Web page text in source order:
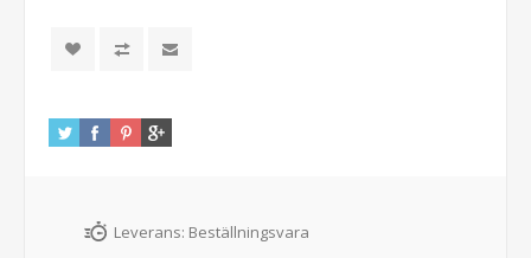
Leverans: Beställningsvara